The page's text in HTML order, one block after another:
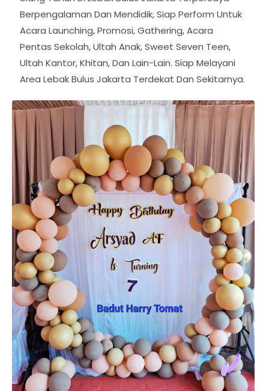
Berpengalaman Dan Mendidik, Siap Perform Untuk
Acara Launching, Promosi, Gathering, Acara
Pentas Sekolah, Ultah Anak, Sweet Seven Teen,
Ultah Kantor, Khitan, Dan Lain-Lain. Siap Melayani
Area Lebak Bulus Jakarta Terdekat Dan Sekitarnya.